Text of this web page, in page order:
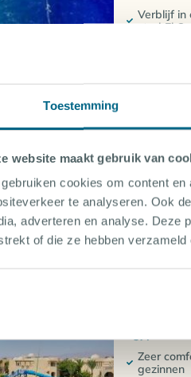
Toestemming
website maakt gebruik van
cookies om content
te analyseren. Ook
adverteren en analyse. Deze
of die ze hebben
Verblijf in
stad El
een
Port Ghalib
STELLA
Zeer
gezinnen